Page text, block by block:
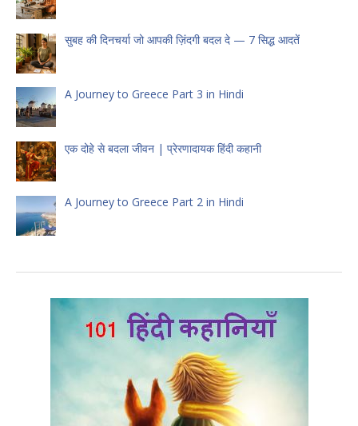
सुबह की दिनचर्या जो आपकी ज़िंदगी बदल दे — 7 सिद्ध आदतें
A Journey to Greece Part 3 in Hindi
एक दोहे से बदला जीवन | प्रेरणादायक हिंदी कहानी
A Journey to Greece Part 2 in Hindi